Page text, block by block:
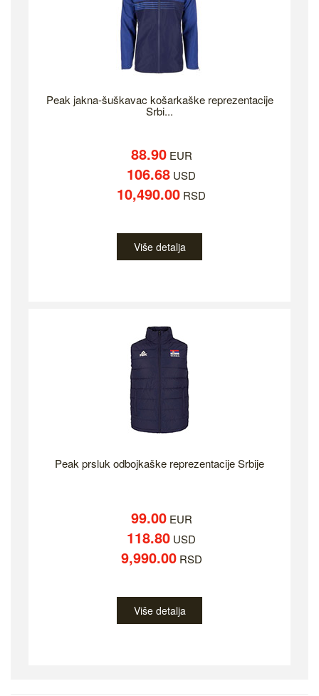
Peak jakna-šuškavac košarkaške reprezentacije
Srbi...
88.90EUR
106.68 USD
10,490.00 RSD
Više detalja
Peak prsluk odbojkaške reprezentacije Srbije
99.00EUR
118.80 USD
9,990.00RSD
Više detalja